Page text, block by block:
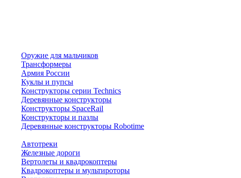
Оружие для мальчиков
Трансформеры
Армия России
Куклы и пупсы
Конструкторы серии Technics
Деревянные конструкторы
Конструкторы SpaceRail
Конструкторы и пазлы
Деревянные конструкторы Robotime
Автотреки
Железные дороги
Вертолеты и квадрокоптеры
Квадрокоптеры и мультироторы